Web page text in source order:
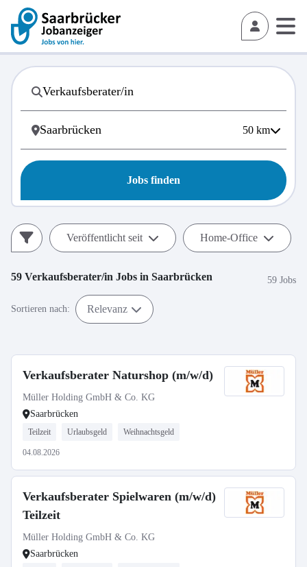
50 km
Jobs finden
Veröffentlicht seit Home-Office
59 Verkaufsberater/in Jobs in Saarbrücken 59 Jobs
Sortieren nach: Relevanz
Verkaufsberater Naturshop (m/w/d)
Müller Holding GmbH & Co. KG
Saarbrücken
Teilzeit Urlaubsgeld Weihnachtsgeld
04.08.2026
Verkaufsberater Spielwaren (m/w/d)
Teilzeit
Müller Holding GmbH & Co. KG
Saarbrücken